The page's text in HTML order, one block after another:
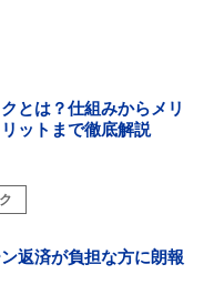
とは？仕組みからメリ
ットまで徹底解説
返済が負担な方に朗報